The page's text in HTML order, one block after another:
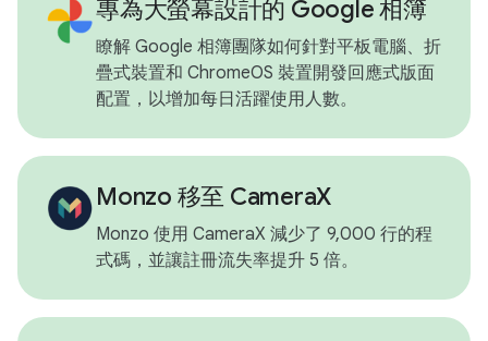
專為大螢幕設計的 Google 相簿
瞭解 Google 相簿團隊如何針對平板電腦、折
疊式裝置和 ChromeOS 裝置開發回應式版面
配置，以增加每日活躍使用人數。
Monzo 移至 CameraX
Monzo 使用 CameraX 減少了 9,000 行的程
式碼，並讓註冊流失率提升 5 倍。